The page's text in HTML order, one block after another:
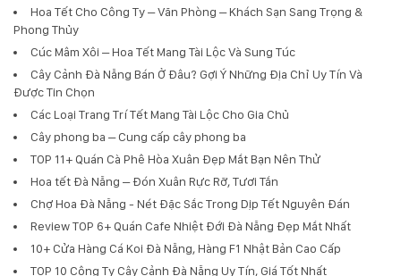
Hoa Tết Cho Công Ty – Văn Phòng – Khách Sạn Sang Trọng &
Phong Thủy
Cúc Mâm Xôi – Hoa Tết Mang Tài Lộc Và Sung Túc
Cây Cảnh Đà Nẵng Bán Ở Đâu? Gợi Ý Những Địa Chỉ Uy Tín Và
Được Tin Chọn
Các Loại Trang Trí Tết Mang Tài Lộc Cho Gia Chủ
Cây phong ba – Cung cấp cây phong ba
TOP 11+ Quán Cà Phê Hòa Xuân Đẹp Mắt Bạn Nên Thử
Hoa tết Đà Nẵng – Đón Xuân Rực Rỡ, Tươi Tắn
Chợ Hoa Đà Nẵng - Nét Đặc Sắc Trong Dịp Tết Nguyên Đán
Review TOP 6+ Quán Cafe Nhiệt Đới Đà Nẵng Đẹp Mắt Nhất
10+ Cửa Hàng Cá Koi Đà Nẵng, Hàng F1 Nhật Bản Cao Cấp
TOP 10 Công Ty Cây Cảnh Đà Nẵng Uy Tín, Giá Tốt Nhất